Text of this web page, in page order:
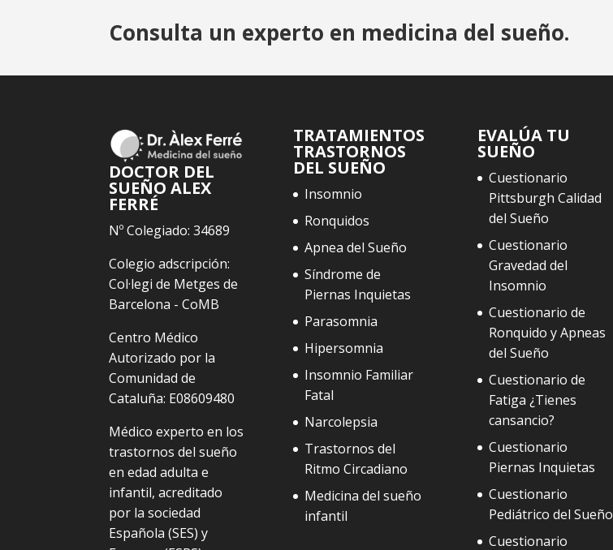
Consulta un experto en medicina del sueño.
DOCTOR DEL
SUEÑO ALEX
FERRÉ
Nº Colegiado: 34689
Colegio adscripción:
Col·legi de Metges de
Barcelona - CoMB
Centro Médico
Autorizado por la
Comunidad de
Cataluña: E08609480
Médico experto en los
trastornos del sueño
en edad adulta e
infantil, acreditado
por la sociedad
Española (SES) y
TRATAMIENTOS
TRASTORNOS
DEL SUEÑO
Insomnio
Ronquidos
Apnea del Sueño
Síndrome de
Piernas Inquietas
Parasomnia
Hipersomnia
Insomnio Familiar
Fatal
Narcolepsia
Trastornos del
Ritmo Circadiano
Medicina del sueño
infantil
EVALÚA TU
SUEÑO
Cuestionario
Pittsburgh Calidad
del Sueño
Cuestionario
Gravedad del
Insomnio
Cuestionario de
Ronquido y Apneas
del Sueño
Cuestionario de
Fatiga ¿Tienes
cansancio?
Cuestionario
Piernas Inquietas
Cuestionario
Pediátrico del Sueño
Cuestionario